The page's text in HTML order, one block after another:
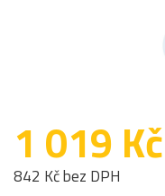
1 019 Kč
842 Kč bez DPH